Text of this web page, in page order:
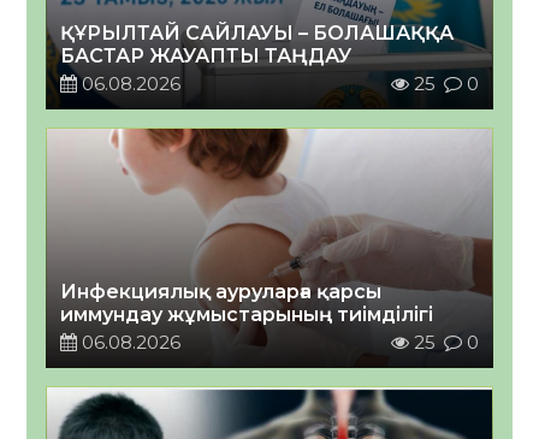
ҚҰРЫЛТАЙ САЙЛАУЫ – БОЛАШАҚҚА
БАСТАР ЖАУАПТЫ ТАҢДАУ
06.08.2026
25 0
Инфекциялық ауруларға қарсы
иммундау жұмыстарының тиімділігі
06.08.2026
25 0